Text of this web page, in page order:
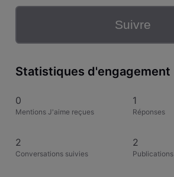
Suivre
Statistiques d'engagement
0
Mentions J'aime reçues
1
Réponses
2
Conversations suivies
2
Publications